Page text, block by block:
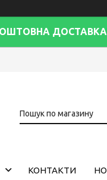
ДОСТАВКА!
КОНТАКТИ